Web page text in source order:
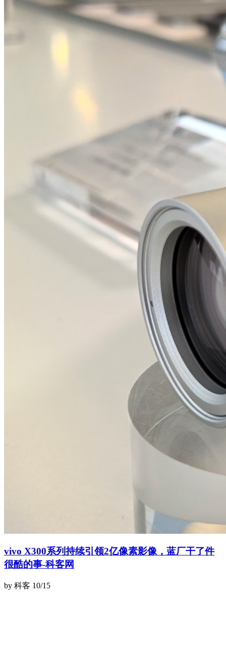
vivo X300系列持续引领2亿像素影像，蓝厂干了件
很酷的事-科客网
by 科客 10/15